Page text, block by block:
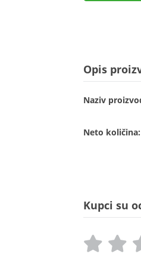
Opis
Naziv
Neto količina:
Kupci su